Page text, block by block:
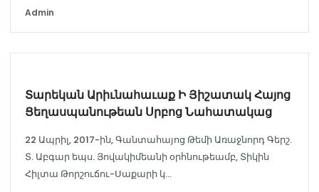
Admin
Տարեկան Արիւնահաւաք Ի Յիշատակ Հայոց
Ցեղասպանութեան Սրբոց Նահատակաց
22 Ապրիլ, 2017-ին, Գանտահայոց Թեմի Առաջնորդ Գերշ.
Տ. Աբգար եպս. Յովակիմեանի օրհնութեամբ, Տիկին
Հիլտա Թորշուճու-Սաքարի կ...